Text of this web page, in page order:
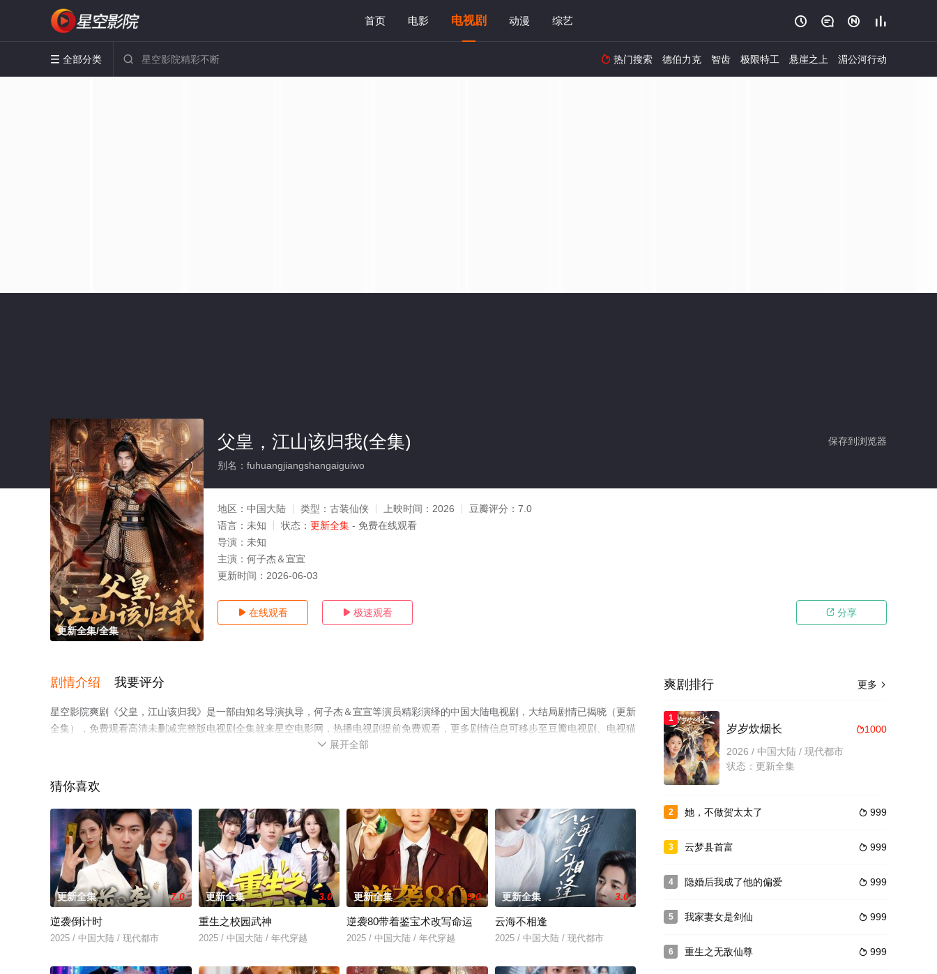
首页 电影 电视剧 动漫 综艺    
 全部分类   热门搜索 德伯力克 智齿 极限特工 悬崖之上 湄公河行动
更新全集/全集
保存到浏览器
父皇，江山该归我(全集)
别名：fuhuangjiangshangaiguiwo
地区： 中国大陆 类型： 古装仙侠 上映时间： 2026 豆瓣评分： 7.0
语言： 未知 状态： 更新全集 - 免费在线观看
导演： 未知
主演： 何子杰＆宣宣
更新时间： 2026-06-03
 在线观看  极速观看  分享
剧情介绍 我要评分
星空影院爽剧《父皇，江山该归我》是一部由知名导演执导，何子杰＆宣宣等演员精彩演绎的中国大陆电视剧，大结局剧情已揭晓（更新
全集），免费观看高清未删减完整版电视剧全集就来星空电影网，热播电视剧提前免费观看，更多剧情信息可移步至豆瓣电视剧、电视猫
 展开全部
猜你喜欢
更新全集 7.0
逆袭倒计时
2025 / 中国大陆 / 现代都市
更新全集 3.0
重生之校园武神
2025 / 中国大陆 / 年代穿越
更新全集 9.0
逆袭80带着鉴宝术改写命运
2025 / 中国大陆 / 年代穿越
更新全集 3.0
云海不相逢
2025 / 中国大陆 / 现代都市
更多 
爽剧排行
1
1000
岁岁炊烟长
2026 / 中国大陆 / 现代都市
状态：更新全集
2  999
她，不做贺太太了
3  999
云梦县首富
4  999
隐婚后我成了他的偏爱
5  999
我家妻女是剑仙
6  999
重生之无敌仙尊